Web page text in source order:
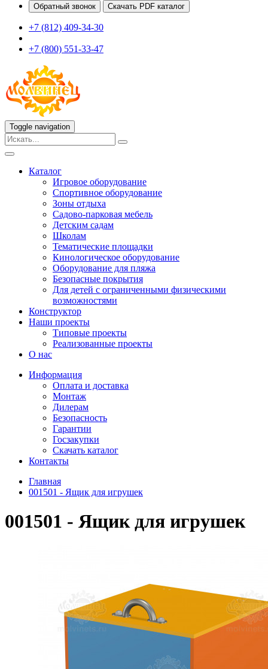
Игровые комплексы от 5 до 12 лет
Спортивные элементы
Тренажеры
Теннисные столы
Спортивные ворота
Спортивные стойки
Оборудование для ГТО
Информационные стойки
Ограждения
Безопасные покрытия
Игровые комплексы от 5 до 12 лет
Горки
Игровые элементы
Качели балансирные
Качалки на пружине
Качели
Песочницы
Песочные городки
Детские столики и скамьи
Домики-беседки
Теневые навесы и сцены
Развивающие игровые элементы
ПДД для детей
Спортивное оборудование
Кинологическое оборудование
Оборудование для пляжа
Для детей с ограниченными физическими
возможностями
Обратный звонок Скачать PDF каталог
+7 (812) 409-34-30
+7 (800) 551-33-47
Toggle navigation
Каталог
Игровое оборудование
Спортивное оборудование
Зоны отдыха
Садово-парковая мебель
Детским садам
Школам
Тематические площадки
Кинологическое оборудование
Оборудование для пляжа
Безопасные покрытия
Для детей с ограниченными физическими
возможностями
Конструктор
Наши проекты
Типовые проекты
Реализованные проекты
О нас
Информация
Оплата и доставка
Монтаж
Дилерам
Безопасность
Гарантии
Госзакупки
Скачать каталог
Контакты
Главная
001501 - Ящик для игрушек
001501 - Ящик для игрушек